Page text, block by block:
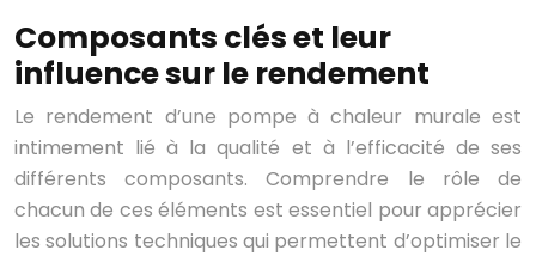
Composants clés et leur
influence sur le rendement
Le rendement d’une pompe à chaleur murale est
intimement lié à la qualité et à l’efficacité de ses
différents composants. Comprendre le rôle de
chacun de ces éléments est essentiel pour apprécier
les solutions techniques qui permettent d’optimiser le